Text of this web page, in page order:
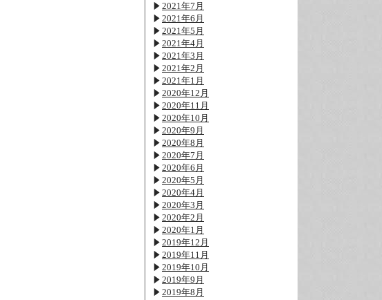
2021年7月
2021年6月
2021年5月
2021年4月
2021年3月
2021年2月
2021年1月
2020年12月
2020年11月
2020年10月
2020年9月
2020年8月
2020年7月
2020年6月
2020年5月
2020年4月
2020年3月
2020年2月
2020年1月
2019年12月
2019年11月
2019年10月
2019年9月
2019年8月